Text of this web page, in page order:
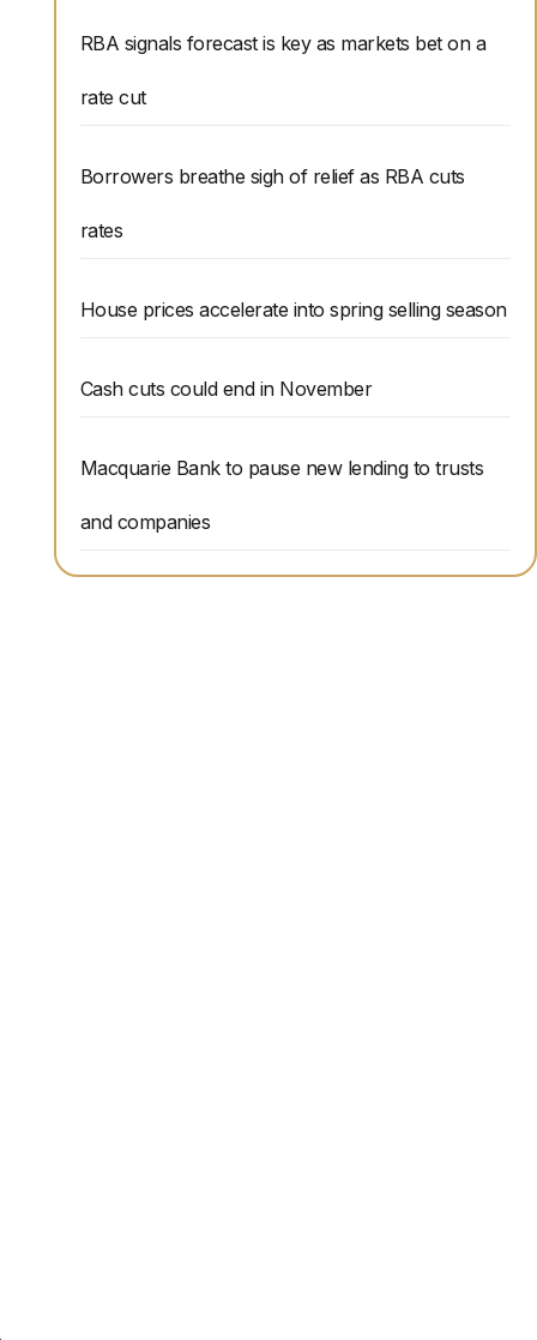
RBA signals forecast is key as markets bet on a
rate cut
Borrowers breathe sigh of relief as RBA cuts
rates
House prices accelerate into spring selling season
Cash cuts could end in November
Macquarie Bank to pause new lending to trusts
and companies